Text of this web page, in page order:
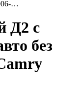
…
Д2 с
без